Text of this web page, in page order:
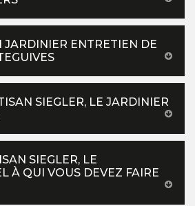
JARDINIER ENTRETIEN DE
SIEGLER, LE JARDINIER
SIEGLER, LE
À QUI VOUS DEVEZ FAIRE